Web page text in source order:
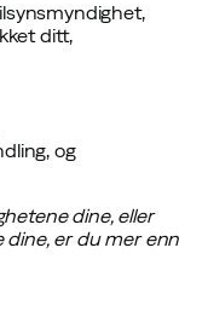
ditt,
og
dine, eller
dine, er du mer enn